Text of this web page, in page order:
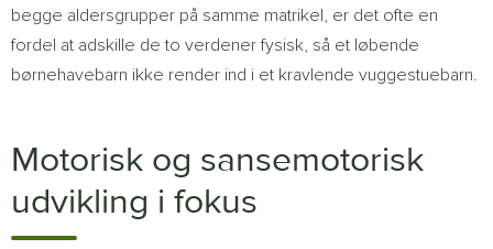
begge aldersgrupper på samme matrikel, er det ofte en
fordel at adskille de to verdener fysisk, så et løbende
børnehavebarn ikke render ind i et kravlende vuggestuebarn.
Motorisk og sansemotorisk
udvikling i fokus